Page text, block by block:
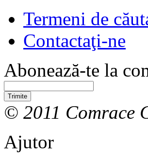
Termeni de
Contactaţi-ne
Abonează-te la
Trimite
© 2011 Comrace
Ajutor